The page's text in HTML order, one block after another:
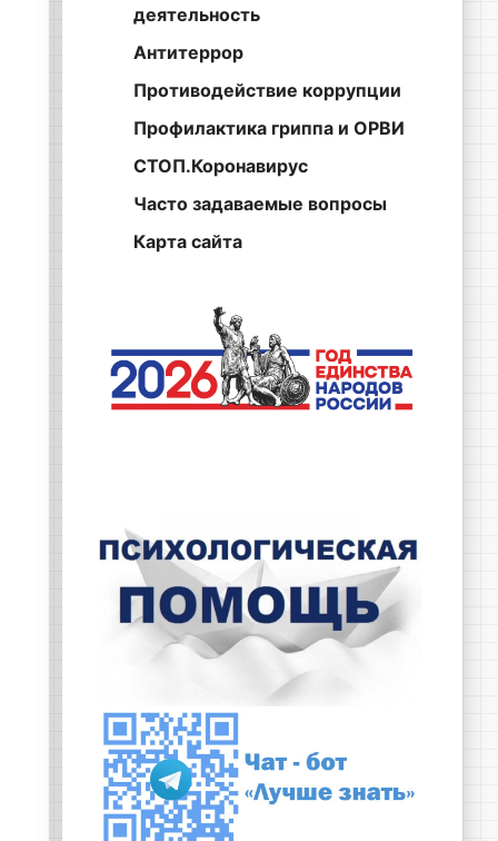
деятельность
Антитеррор
Противодействие коррупции
Профилактика гриппа и ОРВИ
СТОП.Коронавирус
Часто задаваемые вопросы
Карта сайта